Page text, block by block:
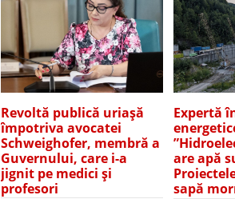
Revoltă publică uriașă
împotriva avocatei
Schweighofer, membră a
Guvernului, care i-a
jignit pe medici și
profesori
Expertă
are apă
sapă